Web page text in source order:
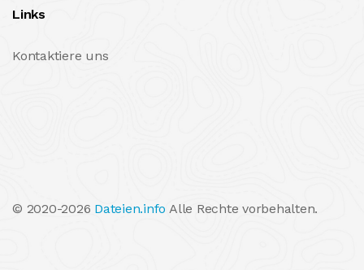
Links
Kontaktiere uns
© 2020-2026 Dateien.info Alle Rechte vorbehalten.